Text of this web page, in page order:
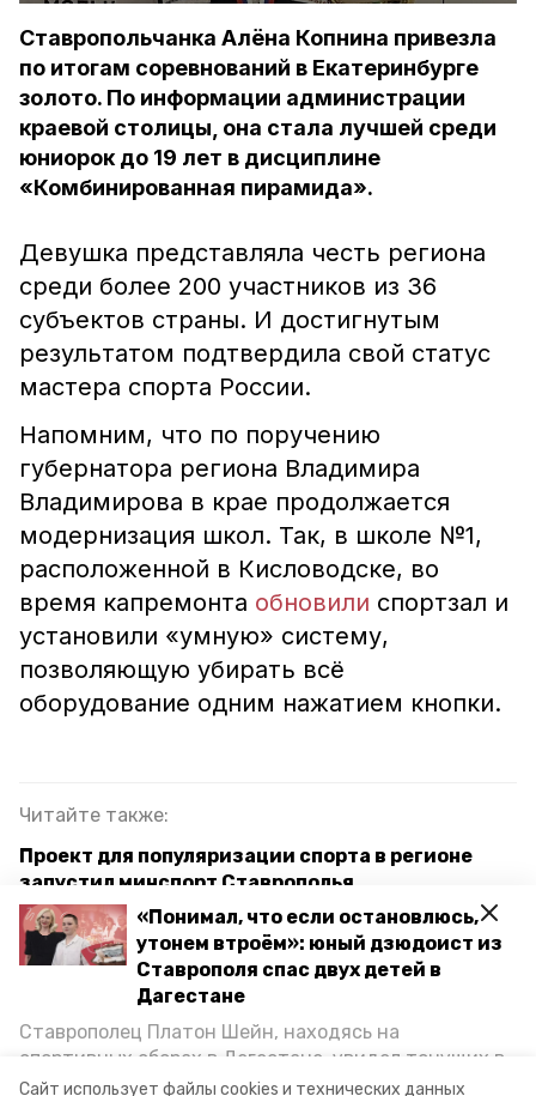
Сайт использует файлы cookies и технических данных
«Понимал, что если остановлюсь,
утонем втроём»: юный дзюдоист из
Ставрополя спас двух детей в
Дагестане
Ставрополец Платон Шейн, находясь на
спортивных сборах в Дегестане, увидел тонущих в
Каспийском море детей и бросился на помощь. По
Ставропольчанка Алёна Копнина привезла
по итогам соревнований в Екатеринбурге
золото. По информации администрации
краевой столицы, она стала лучшей среди
юниорок до 19 лет в дисциплине
«Комбинированная пирамида».
Девушка представляла честь региона
среди более 200 участников из 36
субъектов страны. И достигнутым
результатом подтвердила свой статус
мастера спорта России.
Напомним, что по поручению
губернатора региона Владимира
Владимирова в крае продолжается
модернизация школ. Так, в школе №1,
расположенной в Кисловодске, во
время капремонта обновили спортзал и
установили «умную» систему,
позволяющую убирать всё
оборудование одним нажатием кнопки.
Читайте также:
Проект для популяризации спорта в регионе
запустил минспорт Ставрополья
Спортивную площадку отремонтируют в селе
Сенгилеевском на Ставрополье
Усилить пропаганду семейных ценностей среди
молодёжи поручил глава Ставрополья